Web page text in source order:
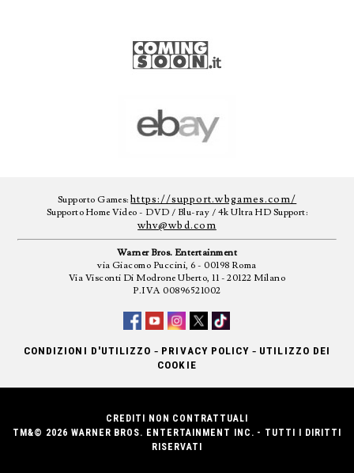
Supporto Games:https://support.wbgames.com/
Supporto Home Video - DVD / Blu-ray / 4k Ultra HD Support:
whv@wbd.com
Warner Bros. Entertainment
via Giacomo Puccini, 6 - 00198 Roma
Via Visconti Di Modrone Uberto, 11 - 20122 Milano
P.IVA 00896521002
CONDIZIONI D'UTILIZZO - PRIVACY POLICY - UTILIZZO DEI
COOKIE
CREDITI NON CONTRATTUALI
TM&© 2026 WARNER BROS. ENTERTAINMENT INC. - TUTTI I DIRITTI
RISERVATI